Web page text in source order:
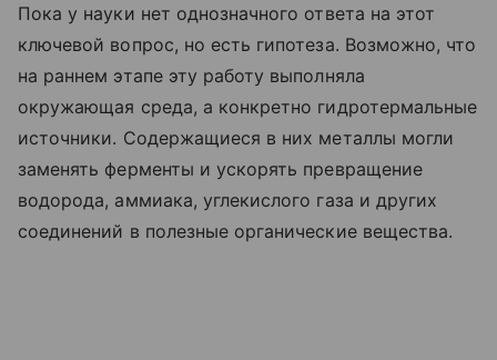
Пока у науки нет однозначного ответа на этот
ключевой вопрос, но есть гипотеза. Возможно, что
на раннем этапе эту работу выполняла
окружающая среда, а конкретно гидротермальные
источники. Содержащиеся в них металлы могли
заменять ферменты и ускорять превращение
водорода, аммиака, углекислого газа и других
соединений в полезные органические вещества.